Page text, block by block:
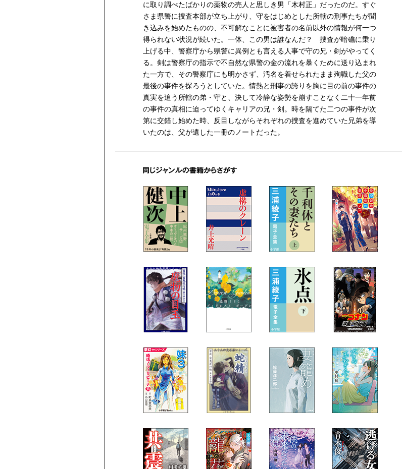
に取り調べたばかりの薬物の売人と思しき男「木村正」だったのだ。すぐ
さま県警に捜査本部が立ち上がり、守をはじめとした所轄の刑事たちが聞
き込みを始めたものの、不可解なことに被害者の名前以外の情報が何一つ
得られない状況が続いた。一体、この男は誰なんだ？ 捜査が暗礁に乗り
上げる中、警察庁から県警に異例とも言える人事で守の兄・剣がやってく
る。剣は警察庁の指示で不自然な県警の金の流れを暴くために送り込まれ
た一方で、その警察庁にも明かさず、汚名を着せられたまま殉職した父の
最後の事件を探ろうとしていた。情熱と刑事の誇りを胸に目の前の事件の
真実を追う所轄の弟・守と、決して冷静な姿勢を崩すことなく二十一年前
の事件の真相に迫ってゆくキャリアの兄・剣。時を隔てた二つの事件が次
第に交錯し始めた時、反目しながらそれぞれの捜査を進めていた兄弟を導
いたのは、父が遺した一冊のノートだった。